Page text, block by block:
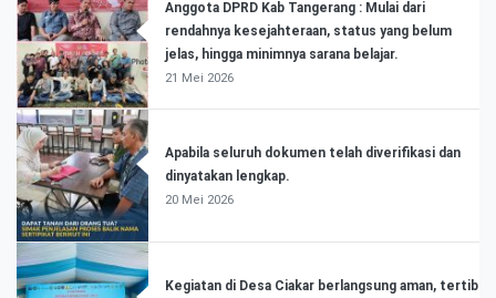
Anggota DPRD Kab Tangerang : Mulai dari
rendahnya kesejahteraan, status yang belum
jelas, hingga minimnya sarana belajar.
21 Mei 2026
Apabila seluruh dokumen telah diverifikasi dan
dinyatakan lengkap.
20 Mei 2026
Kegiatan di Desa Ciakar berlangsung aman, tertib